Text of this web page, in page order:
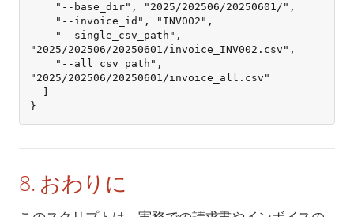
"2025/202506/20250601/invoice_INV002.csv",
"2025/202506/20250601/invoice_all.csv"
}
8. おわりに